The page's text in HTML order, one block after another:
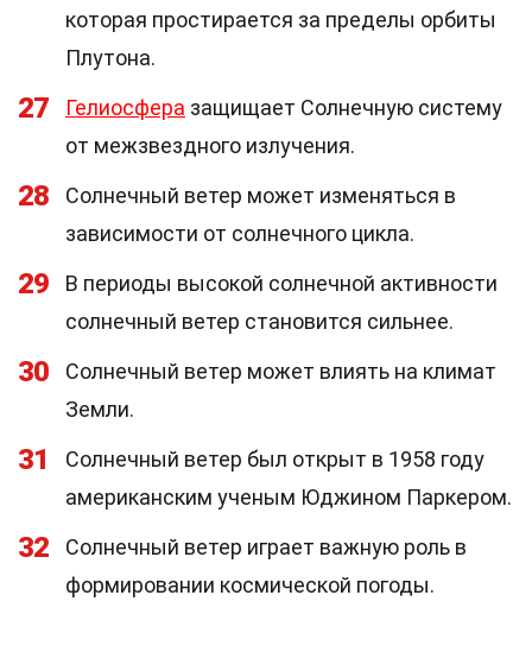
которая простирается за пределы орбиты
Плутона.
27 Гелиосфера защищает Солнечную систему
от межзвездного излучения.
28
Солнечный ветер может изменяться в
зависимости от солнечного цикла.
29
В периоды высокой солнечной активности
солнечный ветер становится сильнее.
30
Солнечный ветер может влиять на климат
Земли.
31
Солнечный ветер был открыт в 1958 году
американским ученым Юджином Паркером.
32
Солнечный ветер играет важную роль в
формировании космической погоды.